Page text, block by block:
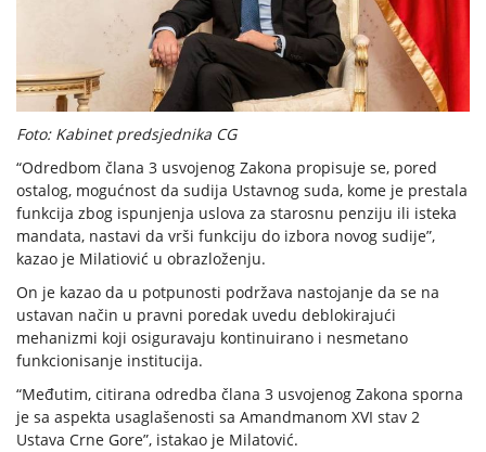
Foto: Kabinet predsjednika CG
“Odredbom člana 3 usvojenog Zakona propisuje se, pored
ostalog, mogućnost da sudija Ustavnog suda, kome je prestala
funkcija zbog ispunjenja uslova za starosnu penziju ili isteka
mandata, nastavi da vrši funkciju do izbora novog sudije”,
kazao je Milatiović u obrazloženju.
On je kazao da u potpunosti podržava nastojanje da se na
ustavan način u pravni poredak uvedu deblokirajući
mehanizmi koji osiguravaju kontinuirano i nesmetano
funkcionisanje institucija.
“Međutim, citirana odredba člana 3 usvojenog Zakona sporna
je sa aspekta usaglašenosti sa Amandmanom XVI stav 2
Ustava Crne Gore”, istakao je Milatović.